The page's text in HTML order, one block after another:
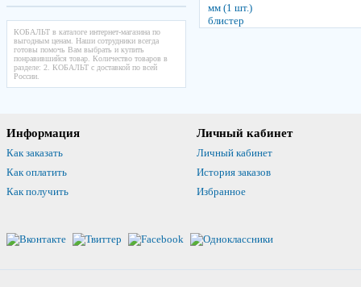
КОБАЛЬТ в каталоге интернет-магазина по
выгодным ценам. Наши сотрудники всегда
готовы помочь Вам выбрать и купить
понравившийся товар. Количество товаров в
разделе: 2. КОБАЛЬТ с доставкой по всей
России.
Информация
Как заказать
Как оплатить
Как получить
Личный кабинет
Личный кабинет
История заказов
Избранное